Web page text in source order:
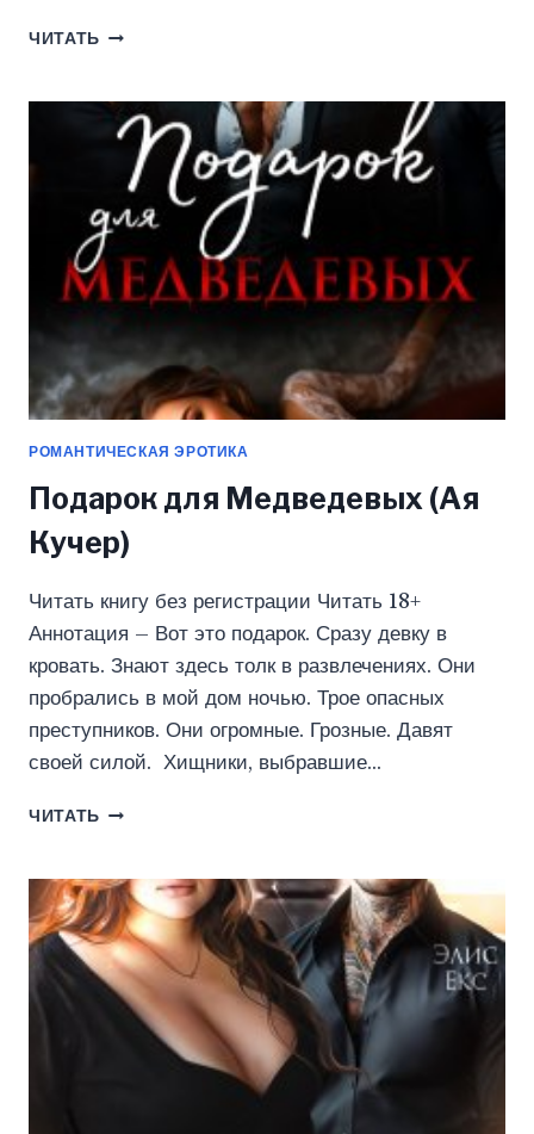
ЧИТАТЬ ВРАГИ
ЕКАТЕРИНА)
РОМАНТИЧЕСКАЯ ЭРОТИКА
Подарок для Медведевых (Ая
Кучер)
Читать книгу без регистрации Читать 18+
Аннотация – Вот это подарок. Сразу девку в
кровать. Знают здесь толк в развлечениях. Они
пробрались в мой дом ночью. Трое опасных
преступников. Они огромные. Грозные. Давят
своей силой. Хищники, выбравшие…
ЧИТАТЬ ПОДАРОК
(АЯ
КУЧЕР)